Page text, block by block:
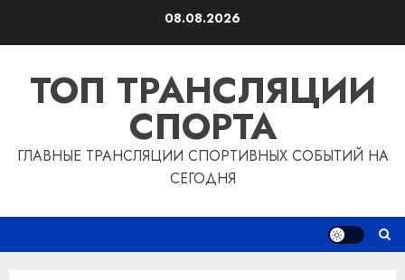
08.08.2026
ТОП ТРАНСЛЯЦИИ
СПОРТА
ГЛАВНЫЕ ТРАНСЛЯЦИИ СПОРТИВНЫХ СОБЫТИЙ НА
СЕГОДНЯ